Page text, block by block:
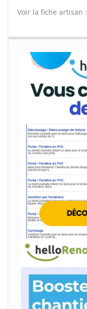
Voir la fiche artisan :